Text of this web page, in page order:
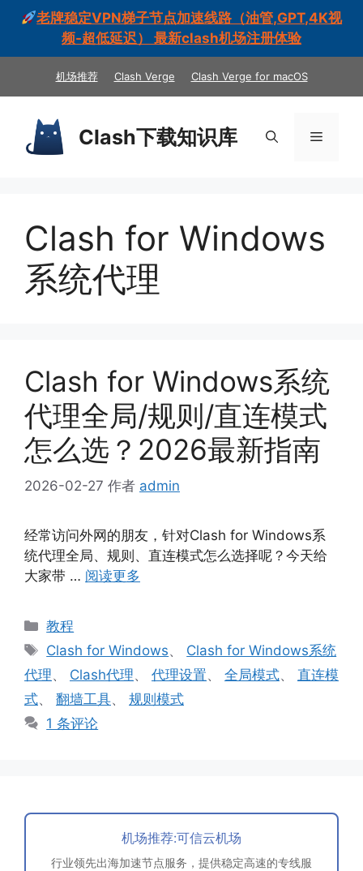
老牌稳定VPN梯子节点加速线路（油管,GPT,4K视
频-超低延迟） 最新clash机场注册体验
机场推荐 Clash Verge Clash Verge for macOS
Clash下载知识库 菜
Clash for Windows
系统代理
Clash for Windows系统
代理全局/规则/直连模式
怎么选？2026最新指南
2026-02-27 作者 admin
经常访问外网的朋友，针对Clash for Windows系
统代理全局、规则、直连模式怎么选择呢？今天给
大家带 … 阅读更多
分
类
教程
标
签
Clash for Windows、 Clash for Windows系统
代理、 Clash代理、 代理设置、 全局模式、 直连模
式、 翻墙工具、 规则模式
1 条评论
机场推荐:可信云机场
行业领先出海加速节点服务，提供稳定高速的专线服